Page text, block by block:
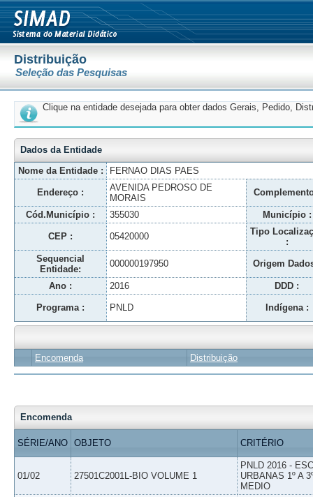
Distribuição
Seleção das Pesquisas
Clique na entidade desejada para obter dados Gerais, Pedido,
Dados da Entidade
Nome da Entidade :
FERNAO DIAS PAES
Endereço :
AVENIDA PEDROSO DE
MORAIS
Cód.Município : 355030 Município :
CEP : 05420000
Tipo
:
Sequencial
Entidade:
000000197950 Origem
Ano : 2016 DDD :
Programa : PNLD Indígena :
Encomenda Distribuição
Encomenda
SÉRIE/ANO OBJETO CRITÉRIO
01/02 27501C2001L-BIO VOLUME 1
PNLD 2016 -
URBANAS 1º A
MEDIO